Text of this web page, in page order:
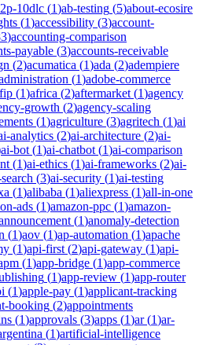
10dlc (1)ab-testing (5)about-ecosire
(1)accessibility (3)account-
)accounting-comparison
payable (3)accounts-receivable
(2)acumatica (1)ada (2)adempiere
(1)adobe-commerce
(1)africa (2)aftermarket (1)agency
growth (2)agency-scaling
(1)agriculture (3)agritech (1)ai
analytics (2)ai-architecture (2)ai-
ai-bot (1)ai-chatbot (1)ai-comparison
(1)ai-ethics (1)ai-frameworks (2)ai-
(3)ai-security (1)ai-testing
(1)alibaba (1)aliexpress (1)all-in-one
ads (1)amazon-ppc (1)amazon-
(1)anomaly-detection
(1)aov (1)ap-automation (1)apache
(1)api-first (2)api-gateway (1)api-
(1)app-bridge (1)app-commerce
(1)app-review (1)app-router
(1)apple-pay (1)applicant-tracking
booking (2)appointments
(1)approvals (3)apps (1)ar(1)ar-
(1)artificial-intelligence